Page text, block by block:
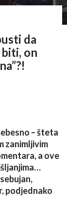
da
on
– šteta
zanimljivim
a ove
podjednako